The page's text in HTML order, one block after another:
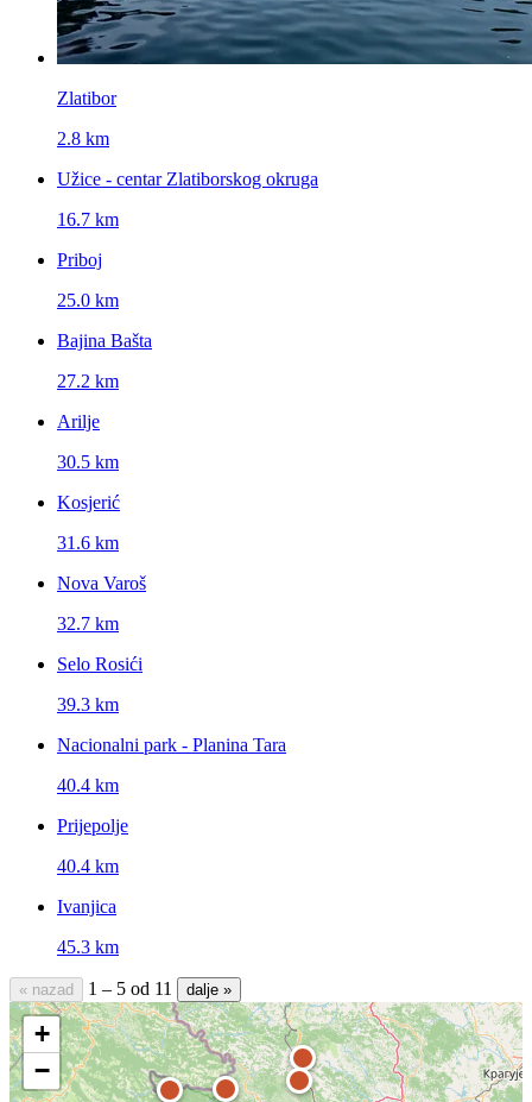
Zlatibor
2.8 km
Užice - centar Zlatiborskog okruga
16.7 km
Priboj
25.0 km
Bajina Bašta
27.2 km
Arilje
30.5 km
Kosjerić
31.6 km
Nova Varoš
32.7 km
Selo Rosići
39.3 km
Nacionalni park - Planina Tara
40.4 km
Prijepolje
40.4 km
Ivanjica
45.3 km
« nazad 1 – 5 od 11 dalje »
+
−